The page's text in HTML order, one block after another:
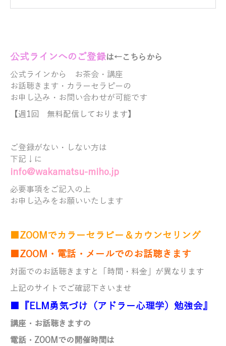
公式ラ インへのご登録は←こちらから
公式ラインから
お茶会・講座
お話聴きます・ カラーセラピーの
お申し込み・お問い合わせが可能です
【週1回 無料配信しております】
ご登録がない・しない方は
下記↓に
info@wakamatsu-miho.jp
必要事項をご記入の上
お申し込みをお願いいたします
■ZOOMでカラーセラピー＆カウンセリング
■ZOOM・電話・メールでのお話聴きます
対面でのお話聴きますと「時間・料金」が異なります
上記のサイトでご確認下さいませ
■『ELM勇気づけ（アドラー心理学）勉強会』
講座・お話聴きますの
電話・ZOOMでの開催時間は